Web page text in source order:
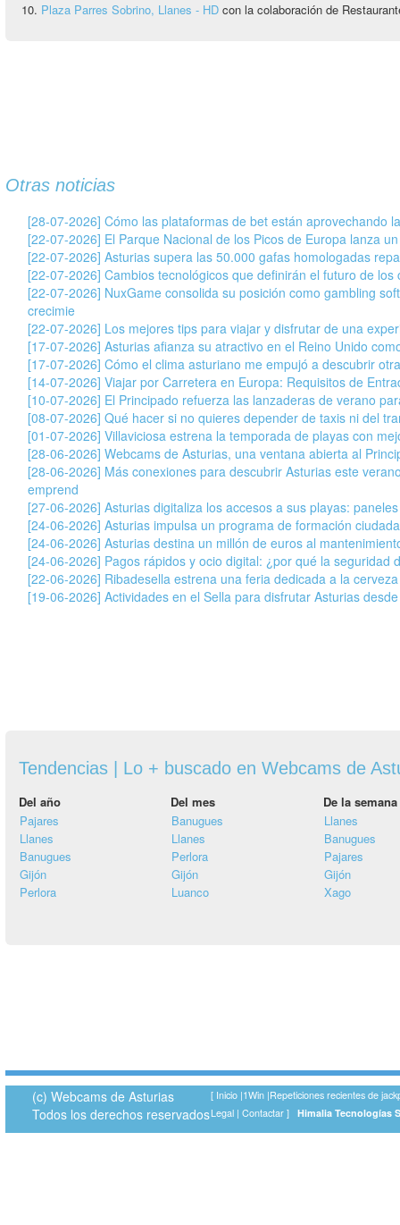
Plaza Parres Sobrino, Llanes - HD con la colaboración de
Otras noticias
[28-07-2026] Cómo las plataformas de bet están aprovechando
[22-07-2026] El Parque Nacional de los Picos de Europa lanza
[22-07-2026] Asturias supera las 50.000 gafas homologadas
[22-07-2026] Cambios tecnológicos que definirán el futuro de los
[22-07-2026] NuxGame consolida su posición como gambling
crecimie
[22-07-2026] Los mejores tips para viajar y disfrutar de una
[17-07-2026] Asturias afianza su atractivo en el Reino Unido
[17-07-2026] Cómo el clima asturiano me empujó a descubrir
[14-07-2026] Viajar por Carretera en Europa: Requisitos de
[10-07-2026] El Principado refuerza las lanzaderas de verano
[08-07-2026] Qué hacer si no quieres depender de taxis ni del
[01-07-2026] Villaviciosa estrena la temporada de playas con
[28-06-2026] Webcams de Asturias, una ventana abierta al
[28-06-2026] Más conexiones para descubrir Asturias este
emprend
[27-06-2026] Asturias digitaliza los accesos a sus playas:
[24-06-2026] Asturias impulsa un programa de formación
[24-06-2026] Asturias destina un millón de euros al
[24-06-2026] Pagos rápidos y ocio digital: ¿por qué la seguridad
[22-06-2026] Ribadesella estrena una feria dedicada a la
[19-06-2026] Actividades en el Sella para disfrutar Asturias
Tendencias | Lo + buscado en Webcams de
Del año Del mes
De la semana
Pajares
Llanes
Banugues
Gijón
Perlora
Banugues
Llanes
Perlora
Gijón
Luanco
Llanes
Banugues
Pajares
Gijón
Xago
(c) Webcams de Asturias
Todos los derechos reservados
[ Inicio |1Win |Repeticiones recientes de
Legal | Contactar ] Himalia Tecnologías